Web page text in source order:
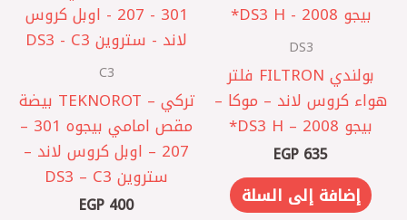
DS3
بولندي FILTRON فلتر
هواء كروس لاند – موكا –
بيجو 2008 – DS3 H*
EGP 635
إضافة إلى السلة
C3
تركي – TEKNOROT بيضة
مقص امامي بيجوه 301 –
207 – اوبل كروس لاند –
ستروين DS3 – C3
EGP 400